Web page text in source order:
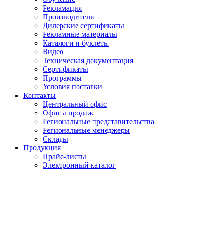
Рекламация
Производители
Дилерские сертификаты
Рекламные материалы
Каталоги и буклеты
Видео
Техническая документация
Сертификаты
Программы
Условия поставки
Контакты
Центральный офис
Офисы продаж
Региональные представительства
Региональные менеджеры
Склады
Продукция
Прайс-листы
Электронный каталог